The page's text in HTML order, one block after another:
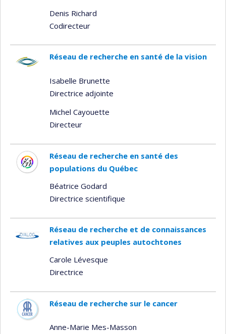
Denis Richard
Codirecteur
Réseau de recherche en santé de la vision
Isabelle Brunette
Directrice adjointe
Michel Cayouette
Directeur
Réseau de recherche en santé des
populations du Québec
Béatrice Godard
Directrice scientifique
Réseau de recherche et de connaissances
relatives aux peuples autochtones
Carole Lévesque
Directrice
Réseau de recherche sur le cancer
Anne-Marie Mes-Masson